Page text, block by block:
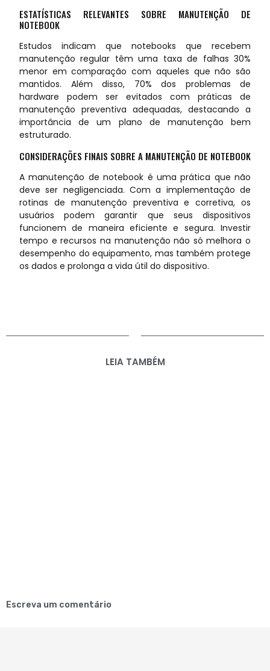
ESTATÍSTICAS RELEVANTES SOBRE MANUTENÇÃO DE
NOTEBOOK
Estudos indicam que notebooks que recebem
manutenção regular têm uma taxa de falhas 30%
menor em comparação com aqueles que não são
mantidos. Além disso, 70% dos problemas de
hardware podem ser evitados com práticas de
manutenção preventiva adequadas, destacando a
importância de um plano de manutenção bem
estruturado.
CONSIDERAÇÕES FINAIS SOBRE A MANUTENÇÃO DE NOTEBOOK
A manutenção de notebook é uma prática que não
deve ser negligenciada. Com a implementação de
rotinas de manutenção preventiva e corretiva, os
usuários podem garantir que seus dispositivos
funcionem de maneira eficiente e segura. Investir
tempo e recursos na manutenção não só melhora o
desempenho do equipamento, mas também protege
os dados e prolonga a vida útil do dispositivo.
LEIA TAMBÉM
Escreva um comentário